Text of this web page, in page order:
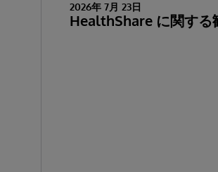
2026年 7月 23日
HealthShare に関する